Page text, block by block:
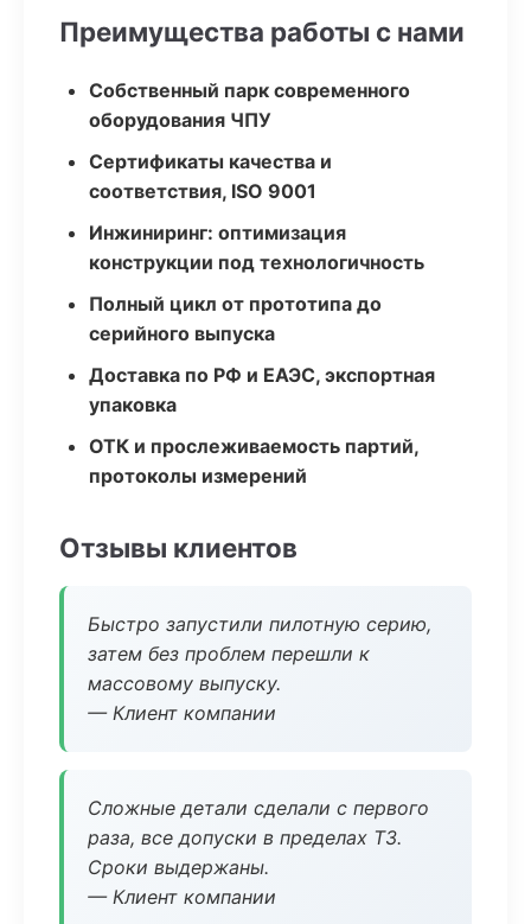
Преимущества работы с нами
Собственный парк современного
оборудования ЧПУ
Сертификаты качества и
соответствия, ISO 9001
Инжиниринг: оптимизация
конструкции под технологичность
Полный цикл от прототипа до
серийного выпуска
Доставка по РФ и ЕАЭС, экспортная
упаковка
ОТК и прослеживаемость партий,
протоколы измерений
Отзывы клиентов
Быстро запустили пилотную серию,
затем без проблем перешли к
массовому выпуску.
— Клиент компании
Сложные детали сделали с первого
раза, все допуски в пределах ТЗ.
Сроки выдержаны.
— Клиент компании